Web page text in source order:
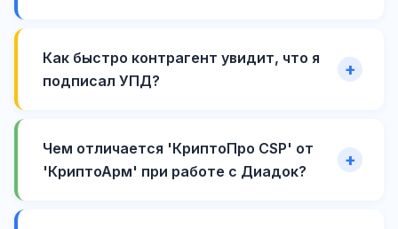
Как быстро контрагент увидит, что я
подписал УПД?
Чем отличается 'КриптоПро CSP' от
'КриптоАрм' при работе с Диадок?